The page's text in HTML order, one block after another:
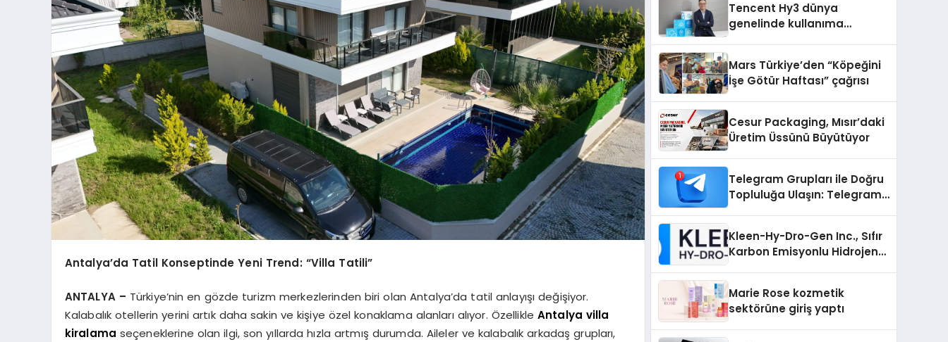
Antalya’da Tatil Konseptinde Yeni Trend: “Villa Tatili”
ANTALYA – Türkiye’nin en gözde turizm merkezlerinden biri olan Antalya’da tatil anlayışı değişiyor.
Kalabalık otellerin yerini artık daha sakin ve kişiye özel konaklama alanları alıyor. Özellikle Antalya villa
kiralama seçeneklerine olan ilgi, son yıllarda hızla artmış durumda. Aileler ve kalabalık arkadaş grupları,
Tencent Hy3 dünya
genelinde kullanıma
Mars Türkiye’den “Köpeğini
İşe Götür Haftası” çağrısı
Cesur Packaging, Mısır’daki
Üretim Üssünü Büyütüyor
Telegram Grupları ile Doğru
Topluluğa Ulaşın: Telegram
Kleen-Hy-Dro-Gen Inc., Sıfır
Karbon Emisyonlu Hidrojen
Aldı
Marie Rose kozmetik
sektörüne giriş yaptı